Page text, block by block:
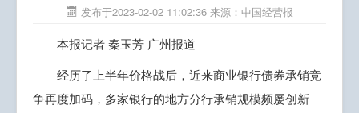
发布于2023-02-02 11:02:36 来源：中国经营报
本报记者 秦玉芳 广州报道
经历了上半年价格战后，近来商业银行债券承销竞
争再度加码，多家银行的地方分行承销规模频屡创新